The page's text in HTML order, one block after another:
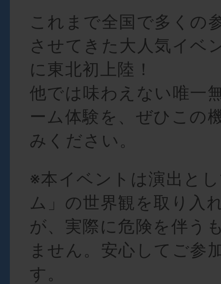
これまで全国で多くの
させてきた大人気イベ
に東北初上陸！
他では味わえない唯一
ーム体験を、ぜひこの
みください。
※本イベントは演出と
ム」の世界観を取り入
が、実際に危険を伴う
ません。安心してご参
す。